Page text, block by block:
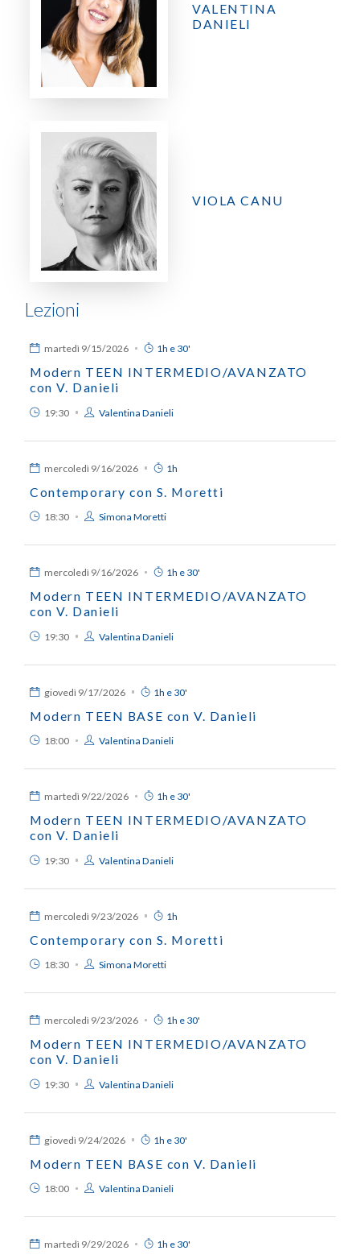
VALENTINA
DANIELI
VIOLA CANU
Lezioni
martedì 9/15/2026 1h e 30'
Modern TEEN INTERMEDIO/AVANZATO
con V. Danieli
19:30 Valentina Danieli
mercoledì 9/16/2026 1h
Contemporary con S. Moretti
18:30 Simona Moretti
mercoledì 9/16/2026 1h e 30'
Modern TEEN INTERMEDIO/AVANZATO
con V. Danieli
19:30 Valentina Danieli
giovedì 9/17/2026 1h e 30'
Modern TEEN BASE con V. Danieli
18:00 Valentina Danieli
martedì 9/22/2026 1h e 30'
Modern TEEN INTERMEDIO/AVANZATO
con V. Danieli
19:30 Valentina Danieli
mercoledì 9/23/2026 1h
Contemporary con S. Moretti
18:30 Simona Moretti
mercoledì 9/23/2026 1h e 30'
Modern TEEN INTERMEDIO/AVANZATO
con V. Danieli
19:30 Valentina Danieli
giovedì 9/24/2026 1h e 30'
Modern TEEN BASE con V. Danieli
18:00 Valentina Danieli
martedì 9/29/2026 1h e 30'